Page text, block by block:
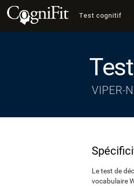
Test cognitif
VIPER-
Le test de
vocabulaire